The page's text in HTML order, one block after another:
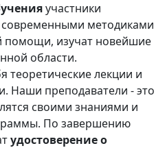
участники
методиками
помощи, изучат новейшие
области.
теоретические лекции и
Наши преподаватели - это
своими знаниями и
По завершению
удостоверение о